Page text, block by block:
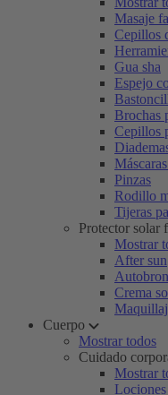
Masaje
Cepillos
Gua sha
Espejo
Brochas
Cepillos
Pinzas
Rodillo
Tijeras
Protector solar
Mostrar
After sun
Crema
Cuerpo
Mostrar todos
Cuidado
Mostrar